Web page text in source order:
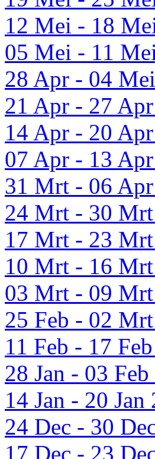
12 Mei - 18
05 Mei - 11
28 Apr - 04
21 Apr - 27
14 Apr - 20
07 Apr - 13
31 Mrt - 06
24 Mrt - 30
17 Mrt - 23
10 Mrt - 16
03 Mrt - 09
25 Feb - 02
11 Feb - 17
28 Jan - 03
14 Jan - 20 Jan
24 Dec - 30
17 Dec - 23